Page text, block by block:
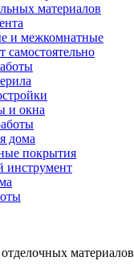
материалов
и межкомнатные
самостоятельно
и окна
дома
покрытия
инструмент
материалов